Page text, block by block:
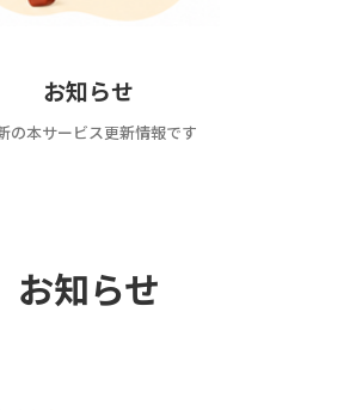
お知らせ
の本サービス更新情報です
お知らせ